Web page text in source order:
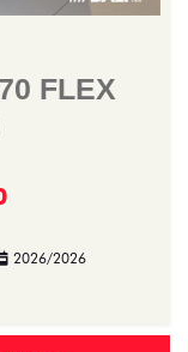
FLEX
2026/2026